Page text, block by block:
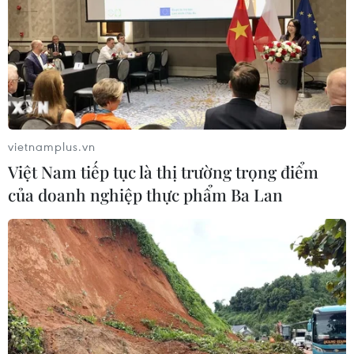
dân cư do có liên quan đến ổ dịch tại khu chợ Tân Phát
Địa, khiến nhiều người lo ngại thành phố sẽ trở thành
một Vũ Hán thứ hai.
Mỹ ghi nhận số ca tử vong trong một ngày
vietnamplus.vn
Việt Nam tiếp tục là thị trường trọng điểm
của doanh nghiệp thực phẩm Ba Lan